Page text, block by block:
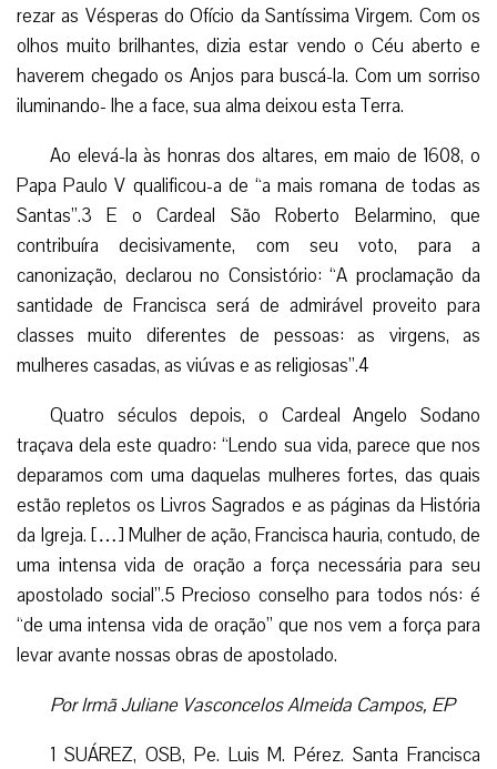
rezar as Vésperas do Ofício da Santíssima Virgem. Com os
olhos muito brilhantes, dizia estar vendo o Céu aberto e
haverem chegado os Anjos para buscá-la. Com um sorriso
iluminando- lhe a face, sua alma deixou esta Terra.
Ao elevá-la às honras dos altares, em maio de 1608, o
Papa Paulo V qualificou-a de “a mais romana de todas as
Santas”.3 E o Cardeal São Roberto Belarmino, que
contribuíra decisivamente, com seu voto, para a
canonização, declarou no Consistório: “A proclamação da
santidade de Francisca será de admirável proveito para
classes muito diferentes de pessoas: as virgens, as
mulheres casadas, as viúvas e as religiosas”.4
Quatro séculos depois, o Cardeal Angelo Sodano
traçava dela este quadro: “Lendo sua vida, parece que nos
deparamos com uma daquelas mulheres fortes, das quais
estão repletos os Livros Sagrados e as páginas da História
da Igreja. […] Mulher de ação, Francisca hauria, contudo, de
uma intensa vida de oração a força necessária para seu
apostolado social”.5 Precioso conselho para todos nós: é
“de uma intensa vida de oração” que nos vem a força para
levar avante nossas obras de apostolado.
Por Irmã Juliane Vasconcelos Almeida Campos, EP
1 SUÁREZ, OSB, Pe. Luis M. Pérez. Santa Francisca